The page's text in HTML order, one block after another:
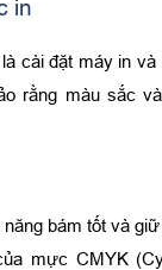
in
cài đặt máy in
rằng màu sắc
bám tốt và
mực CMYK